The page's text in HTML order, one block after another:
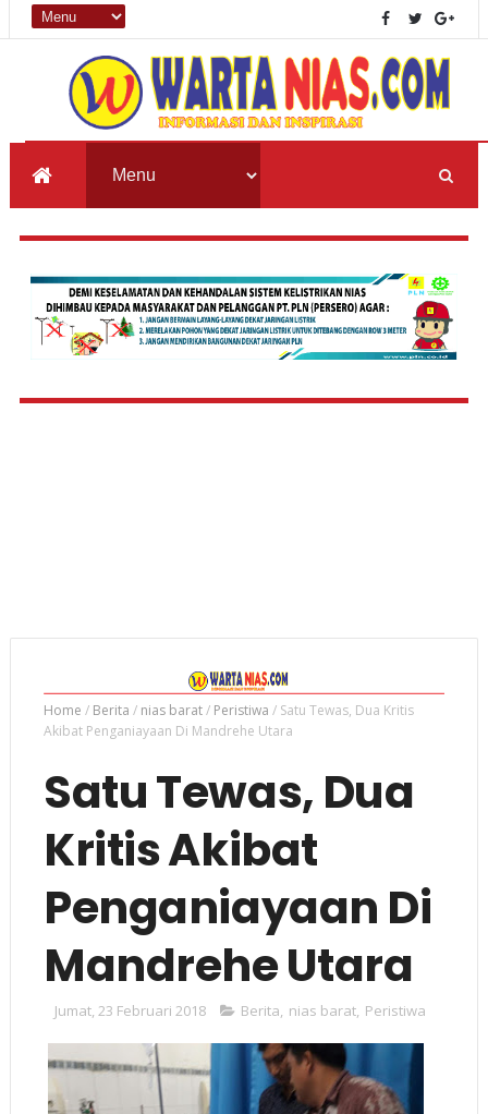
Home / Berita / nias barat/ Peristiwa / Satu Tewas, Dua Kritis
Akibat Penganiayaan Di Mandrehe Utara
Satu Tewas, Dua
Kritis Akibat
Penganiayaan Di
Mandrehe Utara
Jumat, 23 Februari 2018 Berita, nias barat, Peristiwa